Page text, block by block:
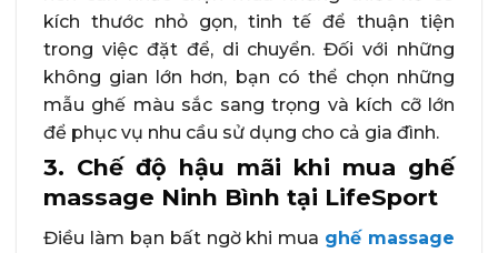
kích thước nhỏ gọn, tinh tế để thuận tiện
trong việc đặt để, di chuyển. Đối với những
không gian lớn hơn, bạn có thể chọn những
mẫu ghế màu sắc sang trọng và kích cỡ lớn
để phục vụ nhu cầu sử dụng cho cả gia đình.
3. Chế độ hậu mãi khi mua ghế
massage Ninh Bình tại LifeSport
Điều làm bạn bất ngờ khi mua ghế massage